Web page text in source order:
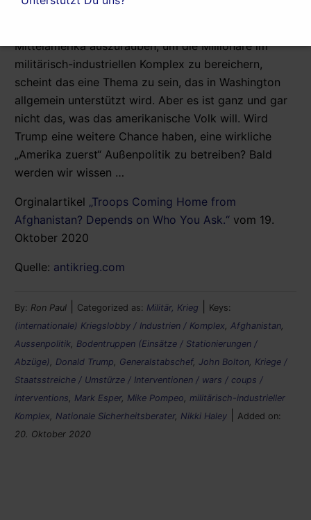
Mittelamerika auszurauben, um die Millionäre im
militärisch-industriellen Komplex zu bereichern,
scheint das eine Thema zu sein, das in Washington
allgemein unterstützt wird. Aber es ist ganz und gar
nicht das, was das amerikanische Volk will. Wird
Trump eine weitere Chance haben, eine wirkliche
„Amerika zuerst“ Außenpolitik zu betreiben? Bald
werden wir wissen …
Orginalartikel „Troops Coming Home from
Afghanistan? Depends on Who You Ask.“ vom 19.
Oktober 2020
Quelle: antikrieg.com
By: Ron Paul Categorized as: Militär, Krieg
Keys:
(internationale) Kriegslobby / Industrien / Komplex Afghanistan
Aussenpolitik Bodentruppen (Einsätze / Stationierungen /
Abzüge)
Donald Trump Generalstabschef, John Bolton Kriege /
Staatsstreiche / Umstürze / Interventionen / wars / coups /
interventions
Mark Esper, Mike Pompeo
militärisch-industrieller
Komplex Nationale Sicherheitsberater, Nikki Haley
Added on:
20. Oktober 2020